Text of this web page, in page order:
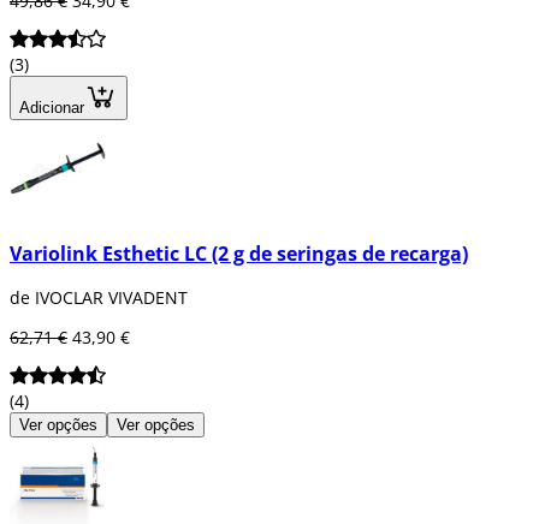
(3)
Adicionar
Variolink Esthetic LC (2 g de seringas de recarga)
de IVOCLAR VIVADENT
62,71 € 43,90 €
(4)
Ver opções Ver opções